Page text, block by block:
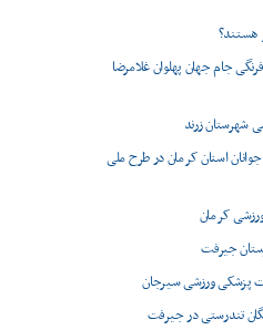
هستند؟
جام جهان پهلوان غلامرضا
شهرستان زرند
استان کرمان در طرح ملی
کرمان
جیرفت
پزشکی ورزشی سیرجان
تندرستی در جیرفت